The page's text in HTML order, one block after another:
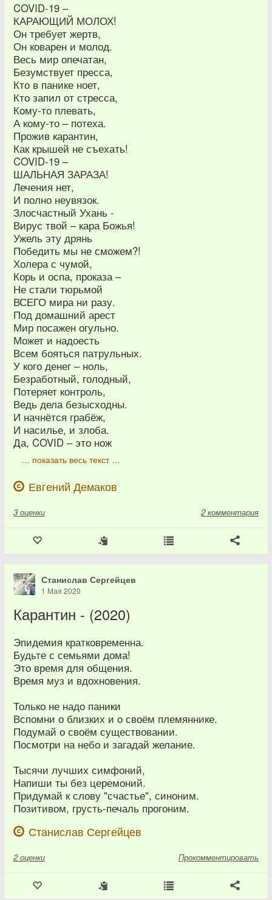
COVID-19 –
КАРАЮЩИЙ МОЛОХ!
Он требует жертв,
Он коварен и молод.
Весь мир опечатан,
Безумствует пресса,
Кто в панике ноет,
Кто запил от стресса,
Кому-то плевать,
А кому-то – потеха.
Прожив карантин,
Как крышей не съехать!
COVID-19 –
ШАЛЬНАЯ ЗАРАЗА!
Лечения нет,
И полно неувязок.
Злосчастный Ухань -
Вирус твой – кара Божья!
Ужель эту дрянь
Победить мы не сможем?!
Холера с чумой,
Корь и оспа, проказа –
Не стали тюрьмой
ВСЕГО мира ни разу.
Под домашний арест
Мир посажен огульно.
Может и надоесть
Всем бояться патрульных.
У кого денег – ноль,
Безработный, голодный,
Потеряет контроль,
Ведь дела безысходны.
И начнётся грабёж,
И насилье, и злоба.
Да, COVID – это нож
… показать весь текст …
Евгений Демаков
3 оценки 2 комментария
Станислав Сергейцев
1 Мая 2020
Карантин - (2020)
Эпидемия кратковременна.
Будьте с семьями дома!
Это время для общения.
Время муз и вдохновения.
Только не надо паники
Вспомни о близких и о своём племяннике.
Подумай о своём существовании.
Посмотри на небо и загадай желание.
Тысячи лучших симфоний,
Напиши ты без церемоний.
Придумай к слову "счастье", синоним.
Позитивом, грусть-печаль прогоним.
Станислав Сергейцев
2 оценки Прокомментировать